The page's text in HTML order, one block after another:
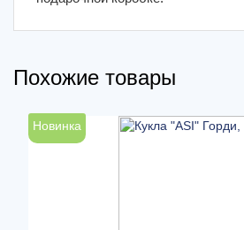
Похожие товары
Новинка